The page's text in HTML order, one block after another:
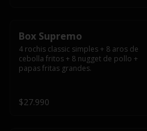
Box Supremo
4 rochis classic simples + 8 aros de
cebolla fritos + 8 nugget de pollo +
papas fritas grandes.
$27.990